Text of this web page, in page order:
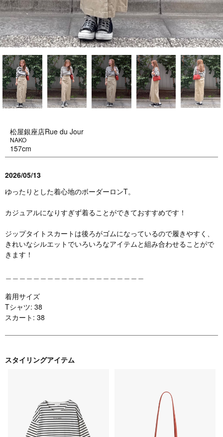
松屋銀座店Rue du Jour
NAKO
157cm
2026/05/13
ゆったりとした着心地のボーダーロンT。
カジュアルになりすぎず着ることができておすすめです！
ジップタイトスカートは後ろがゴムになっているので履きやすく、
きれいなシルエットでいろいろなアイテムと組み合わせることがで
きます！
着用サイズ
Tシャツ: 38
スカート: 38
スタイリングアイテム